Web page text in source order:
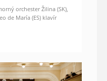
orchester Žilina (SK),
de María (ES) klavír